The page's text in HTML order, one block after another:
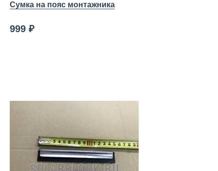
Сумка на пояс монтажника
999 ₽